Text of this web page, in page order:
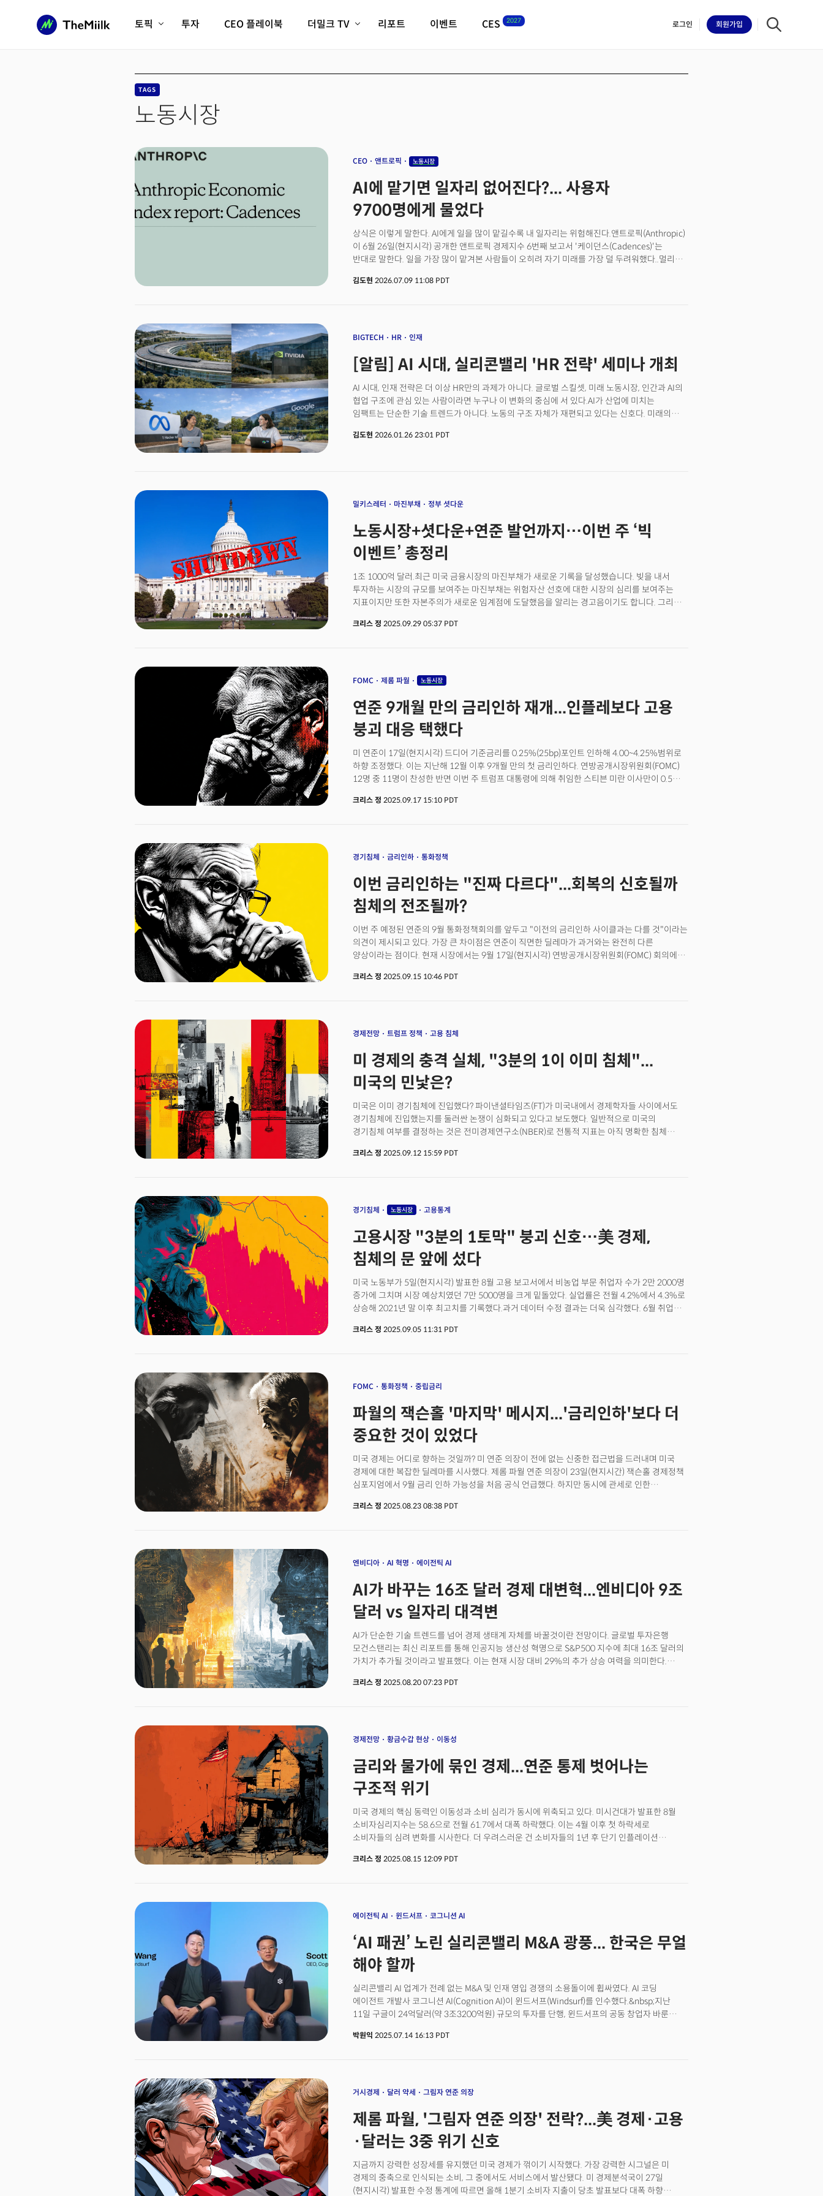
토픽
피지컬AI/로봇
AX비즈니스혁명
디지털자산
미래 교육/직업
전체 기사 보기
투자 CEO 플레이북 더밀크 TV
더밀크 아카데미
리포트 이벤트 CES 2027 로그인 회원가입
TAGS
노동시장
CEO 앤트로픽 노동시장
AI에 맡기면 일자리 없어진다?... 사용자
9700명에게 물었다
상식은 이렇게 말한다. AI에게 일을 많이 맡길수록 내 일자리는 위험해진다.앤트로픽(Anthropic)
이 6월 26일(현지시각) 공개한 앤트로픽 경제지수 6번째 보고서 '케이던스(Cadences)'는
반대로 말한다. 일을 가장 많이 맡겨본 사람들이 오히려 자기 미래를 가장 덜 두려워했다..멀리서
않지만, 막연한 공포가 구체적인 판단으로 바뀐다. 여러분은 AI를 두려워하는가? 기준을 갖고
김도현 2026.07.09 11:08 PDT
BIGTECH HR 인재
[알림] AI 시대, 실리콘밸리 'HR 전략' 세미나 개최
AI 시대, 인재 전략은 더 이상 HR만의 과제가 아니다. 글로벌 스킬셋, 미래 노동시장, 인간과 AI의
협업 구조에 관심 있는 사람이라면 누구나 이 변화의 중심에 서 있다.AI가 산업에 미치는
임팩트는 단순한 기술 트렌드가 아니다. 노동의 구조 자체가 재편되고 있다는 신호다. 미래의
것이며, 이 협업 환경은 AI에 의해 작동된다.맥킨지에 따르면 현재 기술 수준만으로도 미국 전체
전략을 설계하고 의사결정을 함께 책임지는 '전략 파트너(HRBP)'로 진화하고 있다. 인간과
더밀크는 이 같은 실리콘밸리 인재 전략 변화를 가장 선명하게 보여주는 세미나를 국내 최대 HR
커뮤니티 '기고만장'과 인재 및 세미나 전략 기업 '캐스팅코드'의 후원으로 개최한다.
김도현 2026.01.26 23:01 PDT
밀키스레터 마진부채 정부 셧다운
노동시장+셧다운+연준 발언까지…이번 주 ‘빅
이벤트’ 총정리
1조 1000억 달러.최근 미국 금융시장의 마진부채가 새로운 기록을 달성했습니다. 빚을 내서
투자하는 시장의 규모를 보여주는 마진부채는 위험자산 선호에 대한 시장의 심리를 보여주는
지표이지만 또한 자본주의가 새로운 임계점에 도달했음을 알리는 경고음이기도 합니다. 그리고
있습니다. 연준이 금리 딜레마에 빠진 사이 미국 정부는 리튬 광산에 직접 지분을 취득하고,
'공급망 안보'와 '실물 자산 확보'로 포커스가 이동하고 있음을 시사합니다. 그런데 여기에 역설이
핵심 광물의 전략적 비축, AI 인프라를 위한 에너지 투자 확대는 모두 비용 상승을 의미합니다.
하지만 투자자들은 여전히 연준의 금리 인하를 기대하며 사상 최대 규모의 빚투에 나서고
있습니다.충돌하는 세계: 투기 자본 vs 전략적 투자 특히 수익성 없는 기술주 지수가 '금리인하
전형적인 유동성 랠리이자 AI 기대감이 펀더멘털을 완전히 압도하면서 시장의 가격 발견 기능이
마비되고 있음을 시사합니다. 더욱 주목할 점은 IPO 시장의 부활입니다. 3년 침체를 깨고
되살아난 공모 열풍은 단순한 유동성 개선이 아닙니다. 새로운 경제 질서에 필요한 기업들의 자본
조달 욕구가 분출하고 있는 것입니다. 피그마부터 원자력 스타트업까지... 이들의 공통분모는
크리스 정 2025.09.29 05:37 PDT
FOMC 제롬 파월 노동시장
연준 9개월 만의 금리인하 재개...인플레보다 고용
붕괴 대응 택했다
미 연준이 17일(현지시각) 드디어 기준금리를 0.25%(25bp)포인트 인하해 4.00~4.25%범위로
하향 조정했다. 이는 지난해 12월 이후 9개월 만의 첫 금리인하다. 연방공개시장위원회(FOMC)
12명 중 11명이 찬성한 반면 이번 주 트럼프 대통령에 의해 취임한 스티븐 미란 이사만이 0.5%
사이클을 재개한 이유로 노동시장의 악화를 꼽았다. 그는 기자회견에서 "노동 수요가 약화됐고,
빠르게 나빠지고 있기 때문이다. 7월 연준 회의 당시 6월까지 3개월 평균 일자리 증가가 월
8월까지 포함한 3개월 평균은 2만9000개까지 떨어졌다.이 수치가 중요한 이유는 간단하다. 미국
경제가 현재 실업률을 유지하려면 월 10만개 이상의 일자리가 꾸준히 만들어져야 하는데,
실제로는 그 절반도 안 되는 수준이라는 뜻이다. 실제로 실업률도 8월 4.3%로 상승해 지난 1년간
있는 위험이 포착된 것이다. 파월 의장이 7월 회의에서 "하방 리스크"를 6차례 언급했던 우려가
현실이 됐다는 표현을 쓴 것도 이 때문이다. 연준은 회의 후 성명에서도 노동시장을 "견고하다"고
표현하던 기존 문구를 삭제하며 미국의 고용시장 둔화를 막기위해 금리인하를 재개했음을
분명히 드러냈다.
크리스 정 2025.09.17 15:10 PDT
경기침체 금리인하 통화정책
이번 금리인하는 "진짜 다르다"...회복의 신호될까
침체의 전조될까?
이번 주 예정된 연준의 9월 통화정책회의를 앞두고 "이전의 금리인하 사이클과는 다를 것"이라는
의견이 제시되고 있다. 가장 큰 차이점은 연준이 직면한 딜레마가 과거와는 완전히 다른
양상이라는 점이다. 현재 시장에서는 9월 17일(현지시각) 연방공개시장위원회(FOMC) 회의에서
하지만 이번 결정은 전통적인 경기 부양책과는 거리가 멀다. 이는 연준이 현재 치솟는 물가와
금리를 내려 시장에 수요를 자극한다. 하지만 지금은 두 문제가 동시에 터졌다. 8월 소비자물가는
선택을 하든 한쪽은 포기해야 하는 상황인 것이다.가장 큰 문제는 트럼프 행정부의 관세 정책이
미국 소비자의 장바구니를 직격하고 있다는 점이다. 8월 물가 데이터를 뜯어보면 관세의 영향이
선명하게 드러난다. 자동차와 의류 가격이 빠르게 오르고 있고 식료품 가격은 한 달 새 0.6%나
소비자에게 전가되기 시작했다는 의미다.기업들의 움직임을 보면 이런 추세는 더 확실해진다.
최근 2분기 실적에서 호멜푸드, J.M. 스머커, 에이스하드웨어 같은 회사들이 관세 때문에 가격을
올린다고 공식 발표했다. 월마트, 타겟, 베스트바이 같은 대형 매장들도 관세 관련 가격 인상이
이미 시작됐거나 곧 시행될 예정이라고 밝혔다.문제는 이게 일회성이 아니라는 점이다. 지난
크리스 정 2025.09.15 10:46 PDT
경제전망 트럼프 정책 고용 침체
미 경제의 충격 실체, "3분의 1이 이미 침체"...
미국의 민낯은?
미국은 이미 경기침체에 진입했다? 파이낸셜타임즈(FT)가 미국내에서 경제학자들 사이에서도
경기침체에 진입했는지를 둘러싼 논쟁이 심화되고 있다고 보도했다. 일반적으로 미국의
경기침체 여부를 결정하는 것은 전미경제연구소(NBER)로 전통적 지표는 아직 명확한 침체
확률을 제시한다는 분석이다. 무엇보다 미국 경제의 복잡성과 규모로 인해 침체라는 이분법적
수개월 이상 지속되는 경제활동의 상당한 감소"로 정의한다.올해 2분기 미국 GDP는 1분기 위축
확인하기 위해 활용하는 6개 핵심 지표 역시 5월 기준 대부분 전월 대비 위축세를 보였거나
위축에 근접했지만 아직 침체 선언 기준을 명확히 넘지는 않았다.그러나 캘리포니아대학
산타크루즈 캠퍼스의 파스칼 미샤야 경제학 교수는 NBER 접근법의 두 가지 핵심 결함을
가중치가 지나치게 낮다는 점이다. 둘째는 데이터 검증과 수정 과정을 거치면서 침체 선언이 실제
시작 시점보다 6개월에서 심하면 1년씩이나 늦어진다는 점이다.
크리스 정 2025.09.12 15:59 PDT
경기침체 노동시장 고용통계
고용시장 "3분의 1토막" 붕괴 신호…美 경제,
침체의 문 앞에 섰다
미국 노동부가 5일(현지시각) 발표한 8월 고용 보고서에서 비농업 부문 취업자 수가 2만 2000명
증가에 그치며 시장 예상치였던 7만 5000명을 크게 밑돌았다. 실업률은 전월 4.2%에서 4.3%로
상승해 2021년 말 이후 최고치를 기록했다.과거 데이터 수정 결과는 더욱 심각했다. 6월 취업자
고용이 줄어든 것으로 나타났다. 7월 수치는 6000명 상향 조정되어 7만 9000명 증가로
행정부의 관세 영향에 상당한 영향을 받고 있음을 시사했다. 또한 연방정부 고용도 1만 5000명
일치했으나, 전년 동월 대비 상승률은 3.7%로 예상치 3.8%를 소폭 하회해 고용시장 내의
인플레이션 압력은 완화되고 있음을 시사했다. 고용통계 발표 직후 주식시장과 채권시장이
일제히 급등했다. S&P500은 데이터가 발표된 직후, 0.4% 이상 상승했고 통화정책에 민감한
금리인하에 대한 기대로 받아들였기 때문이다.
크리스 정 2025.09.05 11:31 PDT
FOMC 통화정책 중립금리
파월의 잭슨홀 '마지막' 메시지...'금리인하'보다 더
중요한 것이 있었다
미국 경제는 어디로 향하는 것일까? 미 연준 의장이 전에 없는 신중한 접근법을 드러내며 미국
경제에 대한 복잡한 딜레마를 시사했다. 제롬 파월 연준 의장이 23일(현지시간) 잭슨홀 경제정책
심포지엄에서 9월 금리 인하 가능성을 처음 공식 언급했다. 하지만 동시에 관세로 인한
파월 의장은 "리스크 균형의 변화가 정책 스탠스 조정을 정당화할 수 있다"고 언급했다. 이는 7월
사실상 공격적인 통화완화에 대한 기대는 '접어두라'는 미묘한 메시지를 전달한 것이다. 문제는
구조적 딜레마를 압축적으로 보여주는 '전략적 신호'였다는 점이다.
크리스 정 2025.08.23 08:38 PDT
엔비디아 AI 혁명 에이전틱 AI
AI가 바꾸는 16조 달러 경제 대변혁...엔비디아 9조
달러 vs 일자리 대격변
AI가 단순한 기술 트렌드를 넘어 경제 생태계 자체를 바꿀것이란 전망이다. 글로벌 투자은행
모건스탠리는 최신 리포트를 통해 인공지능 생산성 혁명으로 S&P500 지수에 최대 16조 달러의
가치가 추가될 것이라고 발표했다. 이는 현재 시장 대비 29%의 추가 상승 여력을 의미한다.
전제로 이 같은 낙관적인 분석을 내놨다. 이는 연간 기준으로 대형주들에게만 약 9200억 달러의
두 기술은 함께 S&P500 기업들의 세전 이익 대비 25% 이상의 가치를 새로 만들어낸다는
소매, 부동산, 운송 부문에서 특히 큰 변화가 예상된다는 분석이다. 장기적으로 이들 세 섹터의
가치 창출 규모는 2026년 예상 세전 이익의 2배에 달할 것으로 전망됐다. 사실상 AI 덕분에 기존
수익의 두 배를 더 벌 수 있게 될 것이란 의미다.
크리스 정 2025.08.20 07:23 PDT
경제전망 황금수갑 현상 이동성
금리와 물가에 묶인 경제...연준 통제 벗어나는
구조적 위기
미국 경제의 핵심 동력인 이동성과 소비 심리가 동시에 위축되고 있다. 미시건대가 발표한 8월
소비자심리지수는 58.6으로 전월 61.7에서 대폭 하락했다. 이는 4월 이후 첫 하락세로
소비자들의 심려 변화를 시사한다. 더 우려스러운 건 소비자들의 1년 후 단기 인플레이션
실업률 모두 향후 악화될 것으로 예상하고 있다"고 소비 심리 악화의 원인을 설명했다. 실제
최근까지 미국인의 이동률은 7.8%로 1948년 집계 시작 이후 최저치를 기록했다. 1950-60년대
분석에 따르면 주택시장의 경직성이 경제 전반의 움직임을 막고 있다는 주장이다. 2017년
뉴저지에서 3.6% 모기지로 집을 구입한 브랜든과 캐서린 리기 부부 사례가 이를 잘 보여준다.
당시엔 이들은 아들 하나뿐이어서 "5-7년 후 더 큰 집으로 이사할 계획"이었다.하지만 지금은 세
때문이다. 이런 '황금 수갑' 현상이 전국적으로 퍼지고 있다. 중위소득 가구의 주택구입 부담률이
수입의 39%까지 치솟으면서 거래 자체가 얼어붙었고 높은 금리와 주택가격은 이사 자체를
불가능하게 하고 있다.결국 필요한 사람이 적절한 집에 살지 못하는 미스매치가 심화되고 있다.
시카고 교외에 사는 밥 러파토 씨는 35년 전 자녀 둘과 함께 이사온 2400평방피트 집에 여전히
크리스 정 2025.08.15 12:09 PDT
에이전틱 AI 윈드서프 코그니션 AI
‘AI 패권’ 노린 실리콘밸리 M&A 광풍... 한국은 무얼
해야 할까
실리콘밸리 AI 업계가 전례 없는 M&A 및 인재 영입 경쟁의 소용돌이에 휩싸였다. AI 코딩
에이전트 개발사 코그니션 AI(Cognition AI)이 윈드서프(Windsurf)를 인수했다.&nbsp;지난
11일 구글이 24억달러(약 3조3200억원) 규모의 투자를 단행, 윈드서프의 공동 창업자 바룬
소식이 전해진지 사흘 만에 벌어진 일이다. AI 주도권을 잡기 위한 실리콘밸리의 치열한 인재 및
인수한다는 소식이 전해지며 큰 화제가 된 AI 코딩 스타트업이다. 복잡한 이유로 오픈AI의 인수가
발전과 함께 최고 수준의 AI 인재가 극도로 희소해지면서 이런 쟁탈전이 벌어지고 있다는 게 현지
관계자들의 시각이다. 빅테크 기업은 막대한 자본력을 바탕으로 스타트업의 핵심 인력과 기술을
흡수하고 있으며 전통적인 M&A 방식은 물론, 비전통적 투자 방식인 ‘리버스 애퀴하이어(reverse
흐름의 연장선에 있다.
박원익 2025.07.14 16:13 PDT
거시경제 달러 약세 그림자 연준 의장
제롬 파월, '그림자 연준 의장' 전락?...美 경제·고용
·달러는 3중 위기 신호
지금까지 강력한 성장세를 유지했던 미국 경제가 꺾이기 시작했다. 가장 강력한 시그널은 미
경제의 중축으로 인식되는 소비, 그 중에서도 서비스에서 발산됐다. 미 경제분석국이 27일
(현지시각) 발표한 수정 통계에 따르면 올해 1분기 소비자 지출이 당초 발표보다 대폭 하향